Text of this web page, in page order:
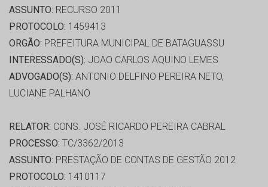
ASSUNTO: RECURSO 2011
PROTOCOLO: 1459413
ORGÃO: PREFEITURA MUNICIPAL DE BATAGUASSU
INTERESSADO(S): JOAO CARLOS AQUINO LEMES
ADVOGADO(S): ANTONIO DELFINO PEREIRA NETO,
LUCIANE PALHANO
RELATOR: CONS. JOSÉ RICARDO PEREIRA CABRAL
PROCESSO: TC/3362/2013
ASSUNTO: PRESTAÇÃO DE CONTAS DE GESTÃO 2012
PROTOCOLO: 1410117